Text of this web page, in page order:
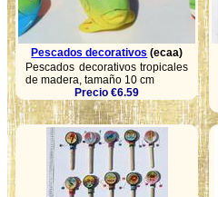
Pescados decorativos (ecaa)
Pescados decorativos tropicales
de madera, tamaño 10 cm
Precio €6.59